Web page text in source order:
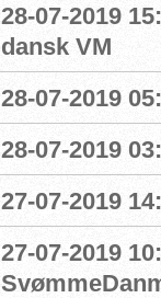
28-07-2019
dansk VM
28-07-2019
28-07-2019
27-07-2019
27-07-2019